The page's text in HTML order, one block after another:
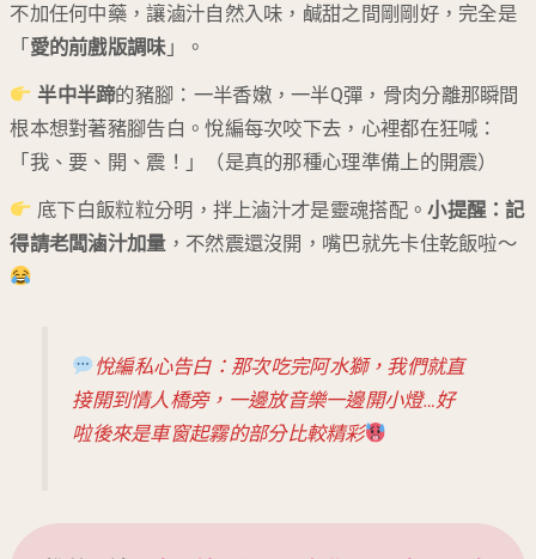
不加任何中藥，讓滷汁自然入味，鹹甜之間剛剛好，完全是
「 愛的前戲版調味」。
半中半蹄的豬腳：一半香嫩，一半Q彈，骨肉分離那瞬間
根本想對著豬腳告白。悅編每次咬下去，心裡都在狂喊：
「我、要、開、震！」（是真的那種心理準備上的開震）
底下白飯粒粒分明，拌上滷汁才是靈魂搭配。小提醒：記
得請老闆滷汁加量，不然震還沒開，嘴巴就先卡住乾飯啦～
悅編私心告白：那次吃完阿水獅，我們就直
接開到情人橋旁，一邊放音樂一邊開小燈…好
啦後來是車窗起霧的部分比較精彩